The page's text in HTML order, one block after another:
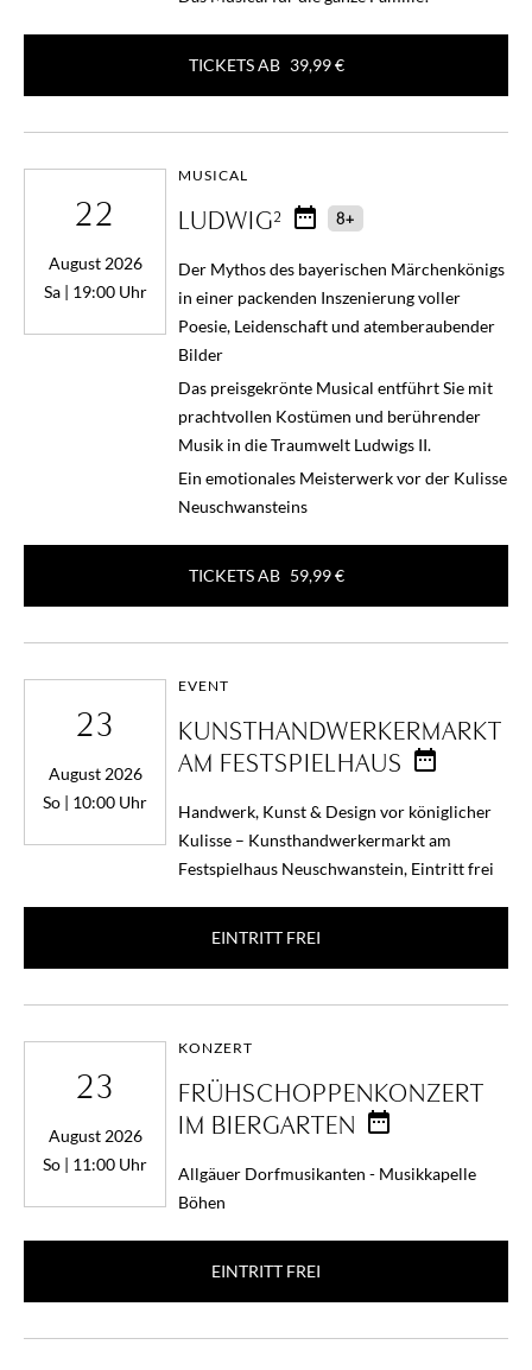
TICKETS AB 39,99 €
22
August 2026
Sa | 19:00 Uhr
MUSICAL
LUDWIG² 8+
Der Mythos des bayerischen Märchenkönigs
in einer packenden Inszenierung voller
Poesie, Leidenschaft und atemberaubender
Bilder
Das preisgekrönte Musical entführt Sie mit
prachtvollen Kostümen und berührender
Musik in die Traumwelt Ludwigs II.
Ein emotionales Meisterwerk vor der Kulisse
Neuschwansteins
TICKETS AB 59,99 €
23
August 2026
So | 10:00 Uhr
EVENT
KUNSTHANDWERKERMARKT
AM FESTSPIELHAUS
Handwerk, Kunst & Design vor königlicher
Kulisse – Kunsthandwerkermarkt am
Festspielhaus Neuschwanstein, Eintritt frei
EINTRITT FREI
23
August 2026
So | 11:00 Uhr
KONZERT
FRÜHSCHOPPENKONZERT
IM BIERGARTEN
Allgäuer Dorfmusikanten - Musikkapelle
Böhen
EINTRITT FREI